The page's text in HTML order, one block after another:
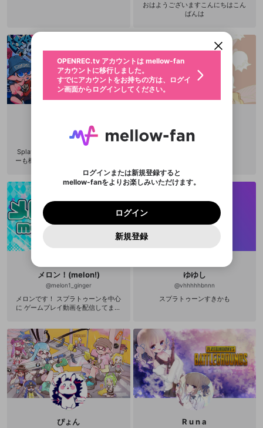
おはようございますこんにちはこん
ばんは
nori_toon
Splatoon3を主にやってます。他ゲ
ーも機会があればやります。 Twitter
(@8no_risk)
@whitesoraS
メロン！(melon!)
@melon1_ginger
メロンです！ スプラトゥーンを中心
に ゲームプレイ動画を配信してます
時1位 スプラトゥーン甲子園2019四
国地区大会準優勝 スプラトゥーン2
一周年記念大会3位 武器統一杯 マニ
ュコラで準優勝 第九回STPドラフト
杯準優勝 SJOpen優勝 platinum cup
5th 日本代表 ドイツ大会準優勝 XP
世界記録保持 XP3155 リーグパワ
ー世界記録保持 RP2870 【Twitte
r】 https://twitter.com/melon1_gam
ゆゆし
@vhhhhhbnnn
スプラトゥーンすきかも
ぴょん R u n a
ブロックリストに追加しますか？
キャンセル OK
この動画の公開は終了しました
OK
ファンレター
応援している配信者にファンレターを送ることがで
※ファンレター機能は有料サービスです。
ファンレターを作成
固定動画に設定
マイページに表示されている動画 (ライブ配信、配
信予定、アーカイブ、アップロード動画) をページ
のトップに1つ固定できます。動画タイトル横のメ
ニューより設定することができます。
動画プレイリストを選択
動画のプレイリストを一つ選択すると、そのプレイ
ることができます。
選択できるプレイリストがありません。
動画プレイリストがありません
ポイントが不足しています
ご確認ください
した。 サービスを利用するには変更後の内容を
を確認しました。
確認しました
OPENREC.tv アカウントは mellow-fan
新規登録
メールアドレスで新規登録
または
Google
Yahoo! JAPAN
Appleでサインアップ
mellow-fanの利用規約 プライバシーポリシー・ 外部
サービスとのID連携に関する同意事項
に同意頂いた上
で、次にお進みください
@
次にお進みください。
mellow-fanからのお得な情報をメールで受
け取る
OPENREC.tvアカウントはmellow-fanア
ログイン
メールアドレスでログイン
または
Google
Yahoo! JAPAN
Appleでサインイン
mellow-fanの利用規約 プライバシーポリシー・ 外部
サービスとのID連携に関する同意事項
に同意頂いた上
で、次にお進みください
ログイン
ログイン
パスワードを忘れた方はこちら
アカウントをお持ちですか？アカウントを作成する
OPENREC.tv アカウントは mellow-fan
アカウントに移行しました。
すでにアカウントをお持ちの方は、ログイ
ン画面からログインしてください。
ログインまたは新規登録すると
mellow-fanをよりお楽しみいただけます。
ログイン
新規登録
登録したメールアドレスを入力し、送信してくださ
再設定する
入力していただいたメールアドレ
スに、パスワード再設定用URLを
のでご確認ください
OK
パーソナルデータの登録
年 月
生年月は登録後に変更できません。
お住まいの地域
ご登録いただいた情報はサービスの向上を目的
として使用いたします。
一部サービスをご利用いただくには、生年月の
登録が必要です。
認証コードの入力
メイン及びcs.openrec.co.jpドメイン）が受信拒否設
定に含まれていないかご確認ください。
入力
セッションの有効期限が切れたた
プレミアム会員に入会
不適切なユーザーとして報告しま
すか？
問題を選択してください
わいせつな表現
著作権の侵害
なりすまし行為
出会いを誘導する行為
ねずみ講やマルチ商法
誤解を招く配信設定
ゲームの録画禁止区域の配信
改造版・海賊版ソフトの配信
政治的・宗教的・人種的な内容
その他の問題
0
報告された問題については、利用規約に違反しているか
どうかをスタッフが確認します。
用することは、利用規約違反になります。
サブスクシェア
閉じる
限定コミュニティ参加方法
Discordアカウントをお持ちでない方
Discordアカウントを作成
Discordは第三者が提供するコミュニティーサービスで、
mellow-fanとは関わりがありません。Discordに関してのお
問い合わせにはお答えすることができません。Discordの仕
様変更により、限定コミュニティ特典の提供が終了する可能
します。
外部サービスとのID連携に関する同意事項